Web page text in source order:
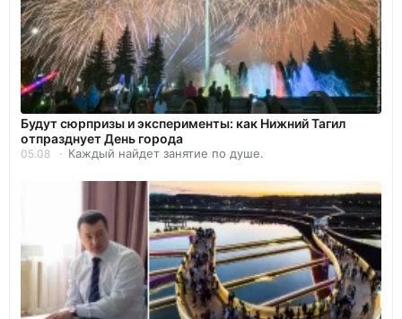
Будут сюрпризы и эксперименты: как Нижний Тагил
отпразднует День города
05.08 Каждый найдет занятие по душе.